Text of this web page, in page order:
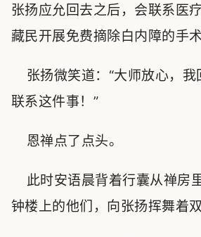
张扬应允回去之后，会联系医
藏民开展免费摘除白内障的手
张扬微笑道：“大师放心，我
联系这件事！”
恩禅点了点头。
此时安语晨背着行囊从禅房
钟楼上的他们，向张扬挥舞着双